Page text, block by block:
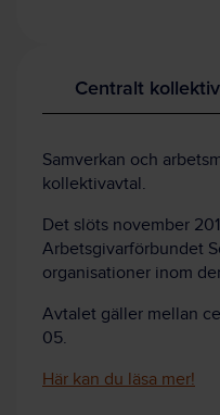
Centralt
Samverkan och
kollektivavtal.
Det slöts november
Arbetsgivarförbundet
organisationer inom
Avtalet gäller mellan
05.
Här kan du läsa mer!